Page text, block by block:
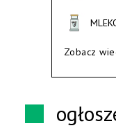
Zobacz